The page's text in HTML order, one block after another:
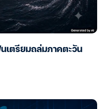
เตรียมถล่มภาคตะวัน